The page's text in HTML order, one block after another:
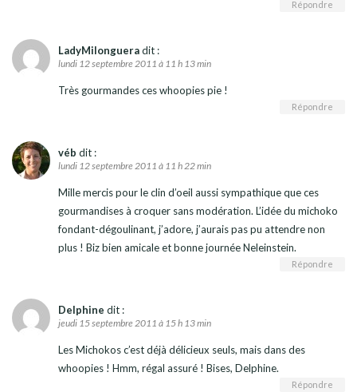
Répondre
LadyMilongueradit :
lundi 12 septembre 2011 à 11 h 13 min
Très gourmandes ces whoopies pie !
Répondre
véb dit :
lundi 12 septembre 2011 à 11 h 22 min
Mille mercis pour le clin d’oeil aussi sympathique que ces
gourmandises à croquer sans modération. L’idée du michoko
fondant-dégoulinant, j’adore, j’aurais pas pu attendre non
plus ! Biz bien amicale et bonne journée Neleinstein.
Répondre
Delphine dit :
jeudi 15 septembre 2011 à 15 h 13 min
Les Michokos c’est déjà délicieux seuls, mais dans des
whoopies ! Hmm, régal assuré ! Bises, Delphine.
Répondre